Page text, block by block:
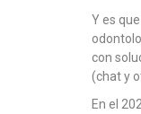
Y es
con
(chat y
En el